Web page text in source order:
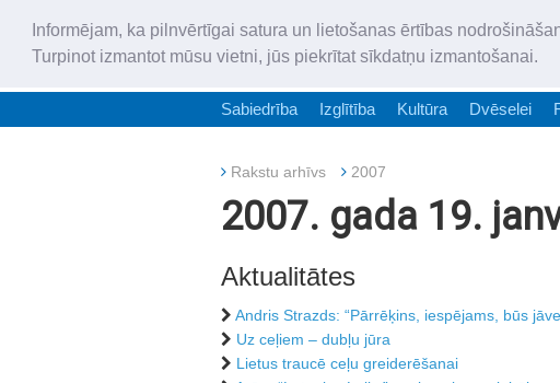
Informējam, ka pilnvērtīgai satura un lietošanas ērtības
Turpinot izmantot mūsu vietni, jūs piekrītat sīkdatņu izmantošanai.
Sabiedrība Izglītība Kultūra Dvēselei
Rakstu arhīvs 2007
2007. gada 19.
Aktualitātes
Andris Strazds: “Pārrēķins, iespējams, būs
Uz ceļiem – dubļu jūra
Lietus traucē ceļu greiderēšanai